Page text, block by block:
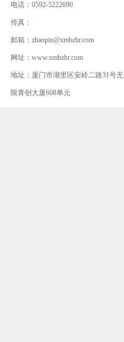
电话：0592-5222690
传真：
邮箱：zhaopin@xmbzhr.com
网址：www.xmbzhr.com
地址：厦门市湖里区安岭二路31号无
限青创大厦608单元